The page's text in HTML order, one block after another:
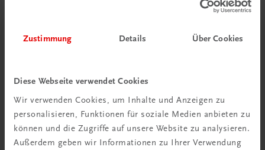
Zustimmung Details Über Cookies
Diese Webseite verwendet Cookies
Wir verwenden Cookies, um Inhalte und Anzeigen zu
personalisieren, Funktionen für soziale Medien anbieten zu
können und die Zugriffe auf unsere Website zu analysieren.
Außerdem geben wir Informationen zu Ihrer Verwendung
Vielfalt (er)leben 3 – Ethik III BHS
⚠️ EIGENES ETHIK-BUDGET
€ 16,72